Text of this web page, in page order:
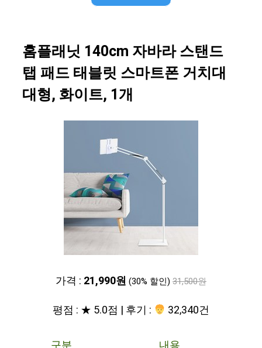
홈플래닛 140cm 자바라 스탠드
탭 패드 태블릿 스마트폰 거치대
대형, 화이트, 1개
가격 : 21,990원 (30% 할인) 31,500원
평점 : ★ 5.0점 | 후기 : 32,340건